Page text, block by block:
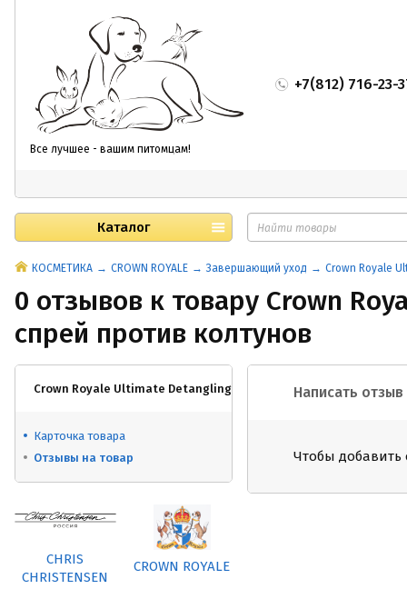
Все лучшее - вашим питомцам!
+7(812) 716-23-
Каталог
КОСМЕТИКА CROWN ROYALE Завершающий уход Crown Royale
0 отзывов к товару Crown
спрей против колтунов
Crown Royale Ultimate Detangling Spray 3,8л /спрей против
Карточка товара
Отзывы на товар
CHRIS
CHRISTENSEN
CROWN ROYALE
Написать отзыв
Чтобы добавить